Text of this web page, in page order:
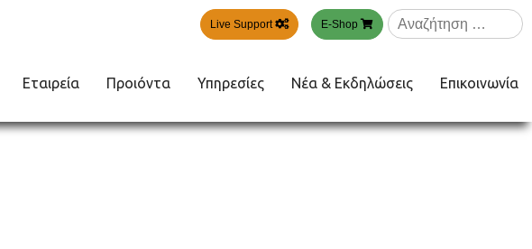
Live Support E-Shop
Αναζήτηση
για:
Εταιρεία Προιόντα Υπηρεσίες Νέα & Εκδηλώσεις Επικοινωνία